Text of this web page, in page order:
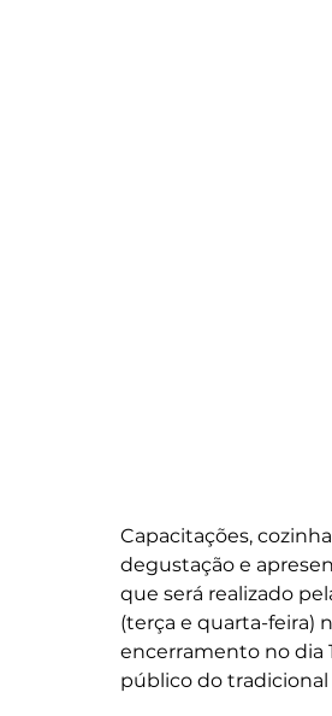
Capacitações,
degustação e
que será realizado
(terça e quarta-feira)
encerramento no dia
público do